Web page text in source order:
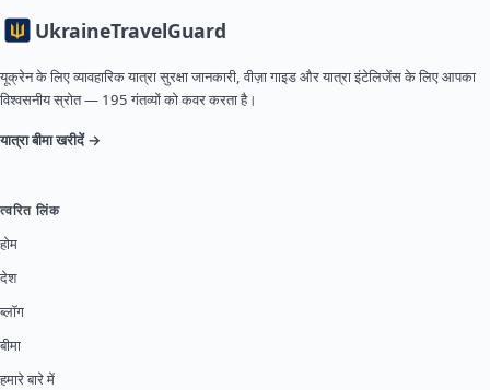
UkraineTravelGuard
यूक्रेन के लिए व्यावहारिक यात्रा सुरक्षा जानकारी, वीज़ा गाइड और यात्रा इंटेलिजेंस के लिए आपका
विश्वसनीय स्रोत — 195 गंतव्यों को कवर करता है।
यात्रा बीमा खरीदें →
त्वरित लिंक
होम
देश
ब्लॉग
बीमा
हमारे बारे में